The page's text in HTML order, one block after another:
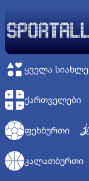
ᲧᲕᲔᲚᲐ ᲡᲘᲐᲮᲚᲔ
ᲥᲐᲠᲗᲕᲔᲚᲔᲑᲘ
ᲤᲔᲮᲑᲣᲠᲗᲘ
ᲙᲐᲚᲐᲗᲑᲣᲠᲗᲘ